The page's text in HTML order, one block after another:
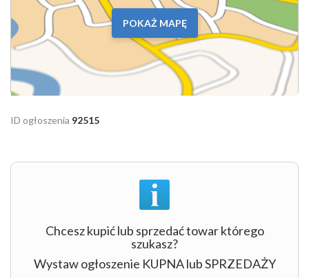
POKAŻ MAPĘ
ID ogłoszenia 92515
Chcesz kupić lub sprzedać towar którego
szukasz?
Wystaw ogłoszenie KUPNA lub SPRZEDAŻY